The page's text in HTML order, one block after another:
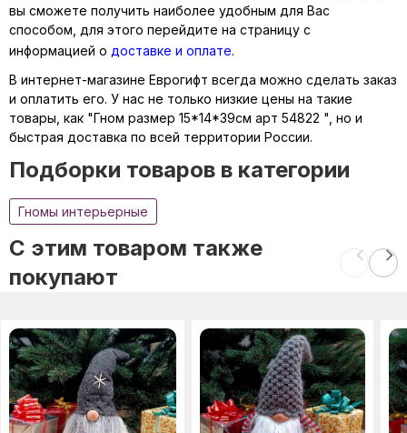
вы сможете получить наиболее удобным для Вас
способом, для этого перейдите на страницу с
информацией о доставке и оплате.
В интернет-магазине Еврогифт всегда можно сделать заказ
и оплатить его. У нас не только низкие цены на такие
товары, как "Гном размер 15*14*39см арт 54822 ", но и
быстрая доставка по всей территории России.
Подборки товаров в категории
Гномы интерьерные
C этим товаром также
покупают